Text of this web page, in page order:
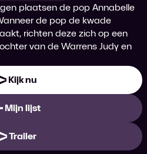
plaatsen de pop Annabelle
de pop de kwade
richten deze zich op een
van de Warrens Judy en
Kijk nu
Mijn lijst
Trailer